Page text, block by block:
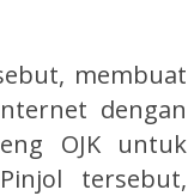
membuat
dengan
OJK untuk
tersebut,